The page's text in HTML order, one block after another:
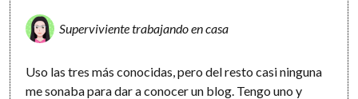
Superviviente trabajando en casa
Uso las tres más conocidas, pero del resto casi ninguna
me sonaba para dar a conocer un blog. Tengo uno y